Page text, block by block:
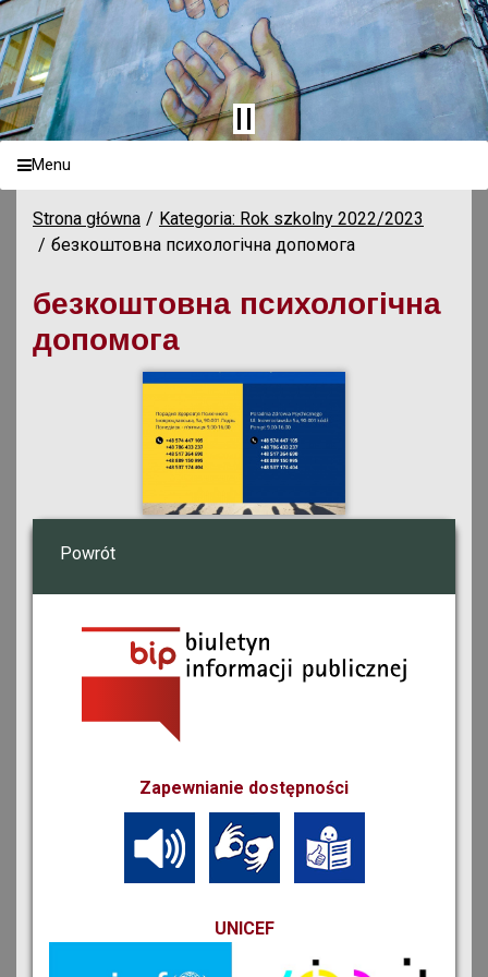
Menu
Strona główna
Kategoria: Rok szkolny 2022/2023
безкоштовна психологічна допомога
безкоштовна психологічна
допомога
Powrót
Zapewnianie dostępności
UNICEF